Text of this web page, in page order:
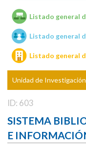
Unidades de
Listado general
Listado general
Listado general
Unidad de Investigación
ID: 603
SISTEMA
E